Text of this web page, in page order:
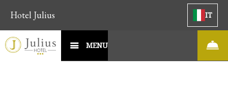
Hotel Julius IT
MENU